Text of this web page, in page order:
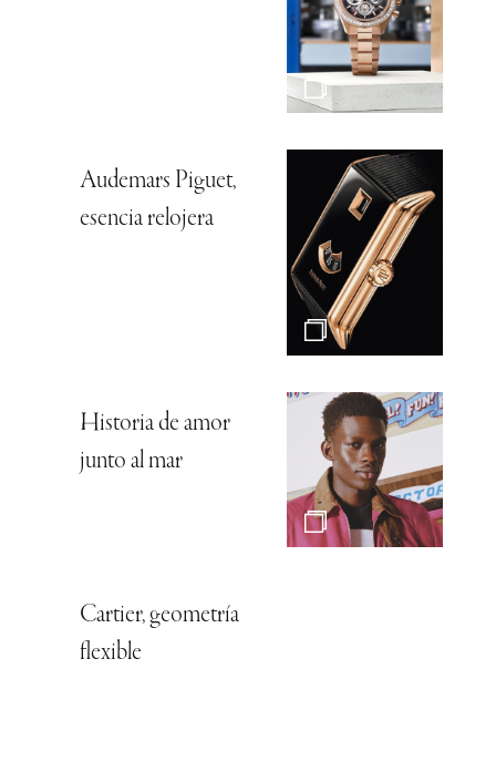
Audemars Piguet,
esencia relojera
Historia de amor
junto al mar
Cartier, geometría
flexible